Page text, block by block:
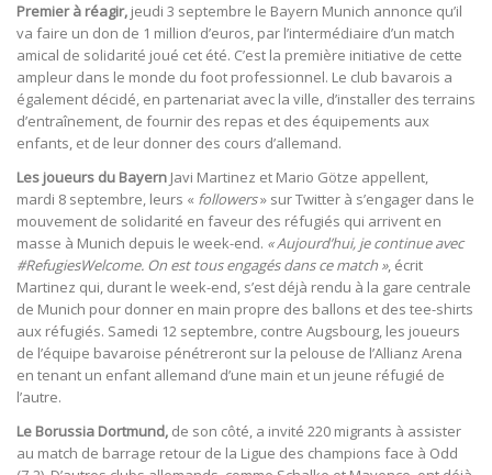
Premier à réagir, jeudi 3 septembre le Bayern Munich annonce qu’il
va faire un don de 1 million d’euros, par l’intermédiaire d’un match
amical de solidarité joué cet été. C’est la première initiative de cette
ampleur dans le monde du foot professionnel. Le club bavarois a
également décidé, en partenariat avec la ville, d’installer des terrains
d’entraînement, de fournir des repas et des équipements aux
enfants, et de leur donner des cours d’allemand.
Les joueurs du Bayern Javi Martinez et Mario Götze appellent,
mardi 8 septembre, leurs « followers» sur Twitter à s’engager dans le
mouvement de solidarité en faveur des réfugiés qui arrivent en
masse à Munich depuis le week-end. « Aujourd’hui, je continue avec
#RefugiesWelcome. On est tous engagés dans ce match », écrit
Martinez qui, durant le week-end, s’est déjà rendu à la gare centrale
de Munich pour donner en main propre des ballons et des tee-shirts
aux réfugiés. Samedi 12 septembre, contre Augsbourg, les joueurs
de l’équipe bavaroise pénétreront sur la pelouse de l’Allianz Arena
en tenant un enfant allemand d’une main et un jeune réfugié de
l’autre.
Le Borussia Dortmund, de son côté, a invité 220 migrants à assister
au match de barrage retour de la Ligue des champions face à Odd